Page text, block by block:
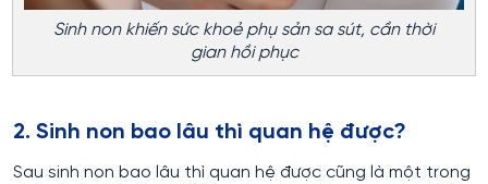
Sinh non khiến sức khoẻ phụ sản sa sút, cần thời
gian hồi phục
2. Sinh non bao lâu thì quan hệ được?
Sau sinh non bao lâu thì quan hệ được cũng là một trong